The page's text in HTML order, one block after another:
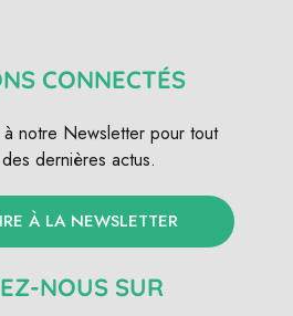
CONNECTÉS
notre Newsletter pour tout
dernières actus.
À LA NEWSLETTER
NOUS SUR